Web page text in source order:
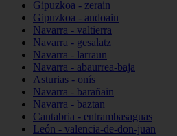
Gipuzkoa - zerain
Gipuzkoa - andoain
Navarra - valtierra
Navarra - gesalatz
Navarra - larraun
Navarra - abaurrea-baja
Asturias - onís
Navarra - barañain
Navarra - baztan
Cantabria - entrambasaguas
León - valencia-de-don-juan